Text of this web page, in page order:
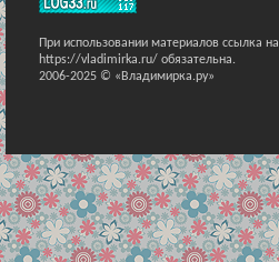
При использовании материалов ссылка на
https://vladimirka.ru/ обязательна.
2006-2025 © «Владимирка.ру»